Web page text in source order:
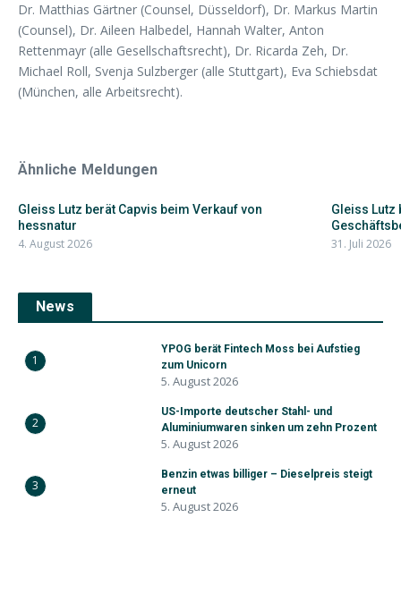
Dr. Matthias Gärtner (Counsel, Düsseldorf), Dr. Markus Martin
(Counsel), Dr. Aileen Halbedel, Hannah Walter, Anton
Rettenmayr (alle Gesellschaftsrecht), Dr. Ricarda Zeh, Dr.
Michael Roll, Svenja Sulzberger (alle Stuttgart), Eva Schiebsdat
(München, alle Arbeitsrecht).
Ähnliche Meldungen
Gleiss Lutz berät Capvis beim Verkauf von
hessnatur
4. August 2026
Gleiss Lutz
31. Juli 2026
News
1
YPOG berät Fintech Moss bei Aufstieg
zum Unicorn
5. August 2026
2
US-Importe deutscher Stahl- und
Aluminiumwaren sinken um zehn Prozent
5. August 2026
3
Benzin etwas billiger – Dieselpreis steigt
erneut
5. August 2026